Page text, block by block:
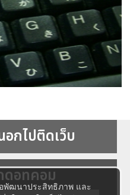
อพัฒนาประสิทธิภาพ และ
กไปติดเว็บ
ดอทคอม